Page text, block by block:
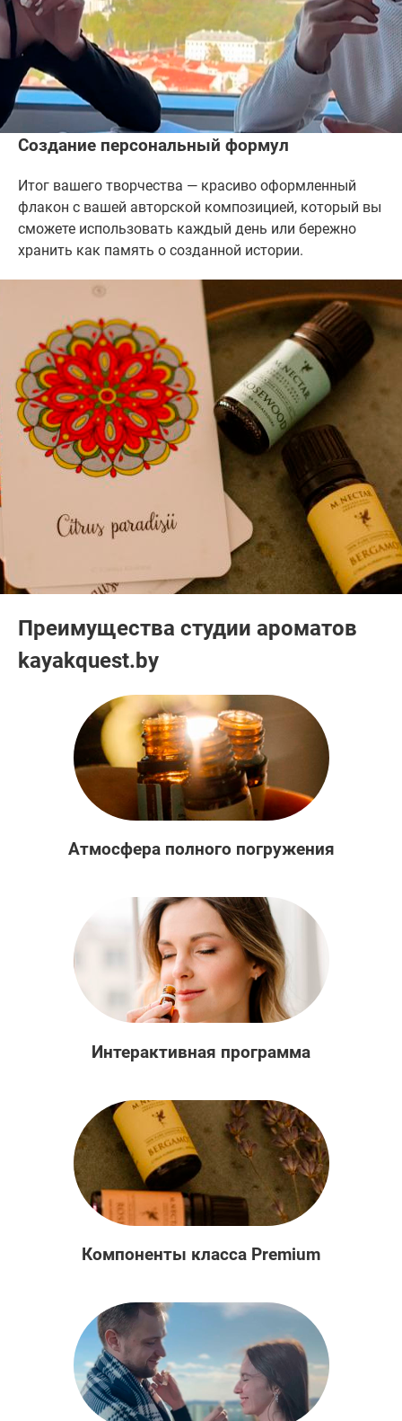
Создание персональный формул
Итог вашего творчества — красиво оформленный
флакон с вашей авторской композицией, который вы
сможете использовать каждый день или бережно
хранить как память о созданной истории.
Преимущества студии ароматов
kayakquest.by
Атмосфера полного погружения
Интерактивная программа
Компоненты класса Premium